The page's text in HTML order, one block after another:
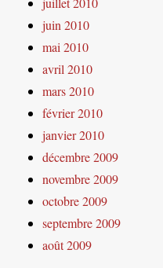
juin 2010
mai 2010
avril 2010
mars 2010
février 2010
janvier 2010
décembre 2009
novembre 2009
octobre 2009
septembre 2009
août 2009